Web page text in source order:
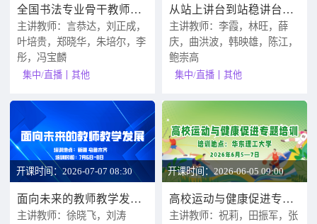
全国书法专业骨干教师研修班
主讲教师：言恭达，刘正成，
叶培贵，郑晓华，朱培尔，李
彤，冯宝麟
集中/直播 其他
从站上讲台到站稳讲台：新教师课堂教学基本技能训练营
主讲教师：李霞，林旺，薛
庆，曲洪波，韩映雄，陈江，
鲍崇高
集中/直播 其他
开课时间：2026-07-07 08:30
面向未来的教师教学发展专题研修
主讲教师：徐晓飞，刘涛
开课时间：2026-06-05 09:00
高校运动与健康促进专题培训
主讲教师：祝莉，田振军，张